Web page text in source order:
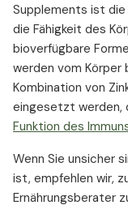
Supplements ist die
die Fähigkeit des
bioverfügbare
werden vom
Kombination von
eingesetzt werden,
Funktion des
Wenn Sie unsicher
ist, empfehlen wir,
Ernährungsberater